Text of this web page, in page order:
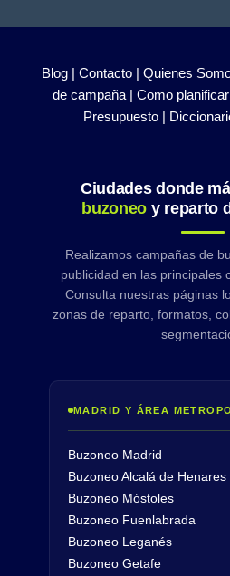
Blog | Contacto | Quienes
de campaña | Como
Presupuesto |
Ciudades donde
buzoneo y reparto
Realizamos campañas de
publicidad en las principales
Consulta nuestras páginas
zonas de reparto, formatos,
MADRID Y ÁREA
Buzoneo Madrid
Buzoneo Alcalá de Henares
Buzoneo Móstoles
Buzoneo Fuenlabrada
Buzoneo Leganés
Buzoneo Getafe